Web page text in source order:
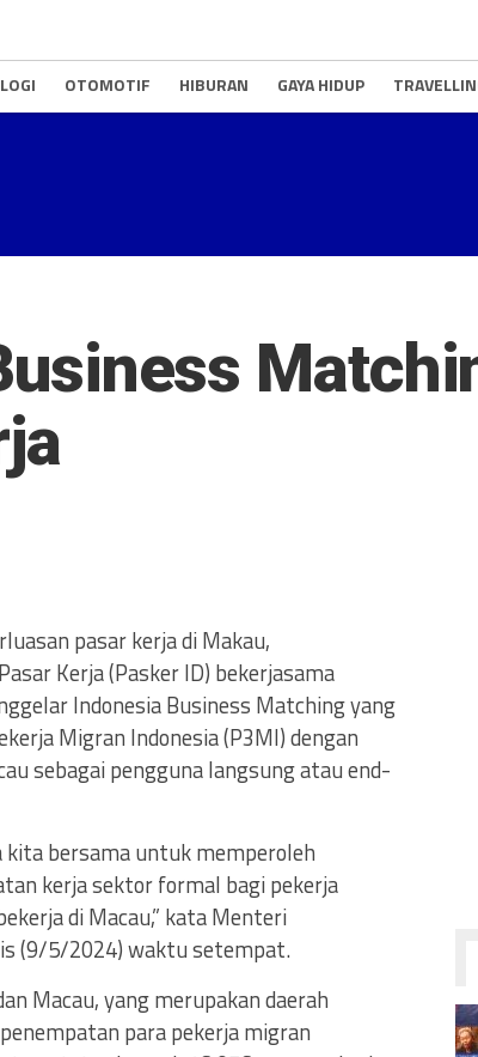
OTOMOTIF HIBURAN GAYA HIDUP
pasar kerja di Makau,
Kerja (Pasker ID) bekerjasama
Indonesia Business Matching yang
Migran Indonesia (P3MI) dengan
sebagai pengguna langsung atau end-
kita bersama untuk memperoleh
kerja sektor formal bagi pekerja
di Macau,” kata Menteri
(9/5/2024) waktu setempat.
Macau, yang merupakan daerah
para pekerja migran